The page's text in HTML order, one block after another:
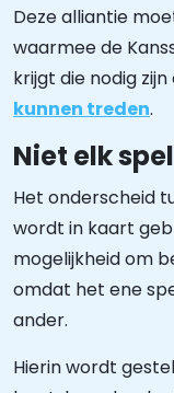
Deze alliantie
waarmee de
krijgt die nodig
kunnen treden.
Niet elk
Het onderscheid
wordt in kaart
mogelijkheid om
omdat het ene
ander.
Hierin wordt